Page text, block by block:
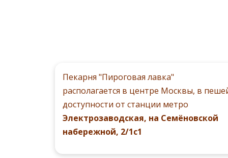
Пекарня "Пироговая лавка"
располагается в центре Москвы, в
доступности от станции метро
Электрозаводская, на Семёновской
набережной, 2/1с1